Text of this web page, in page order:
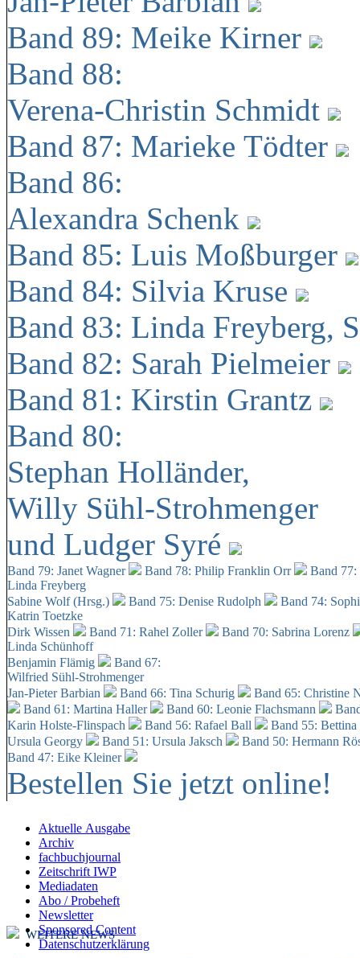
Band 89: Meike Kirner
Band 88:
Verena-Christin Schmidt
Band 87: Marieke Tödter
Band 86:
Alexandra Schenk
Band 85: Luis Moßburger
Band 84: Silvia Kruse
Band 83: Linda Freyberg,
Band 82: Sarah Pielmeier
Band 81: Kirstin Grantz
Band 80:
Stephan Holländer,
Willy Sühl-Strohmenger
und Ludger Syré
Band 79: Janet Wagner Band 78: Philip Franklin Orr
Band
Linda Freyberg
Sabine Wolf (Hrsg.)
Band 75: Denise Rudolph
Band 74:
Katrin Toetzke
Dirk Wissen
Band 71: Rahel Zoller
Band 70: Sabrina Lorenz
Linda Schünhoff
Benjamin Flämig
Band 67:
Wilfried Sühl-Strohmenger
Jan-Pieter Barbian
Band 66: Tina Schurig
Band 65: Christine
Band 61: Martina Haller
Band 60: Leonie Flachsmann
Karin Holste-Flinspach
Band 56: Rafael Ball
Band 55:
Ursula Georgy
Band 51: Ursula Jaksch Band 50: Hermann
Band 47: Eike Kleiner
Bestellen Sie jetzt online!
Aktuelle Ausgabe
Archiv
fachbuchjournal
Zeitschrift IWP
Mediadaten
Abo / Probeheft
Newsletter
Sponsored Content
Datenschutzerklärung
WEITERE NEWS